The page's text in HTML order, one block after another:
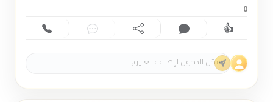
0
👍إعجاب (0) تعليق (0) مشاركة دردشة اتصال